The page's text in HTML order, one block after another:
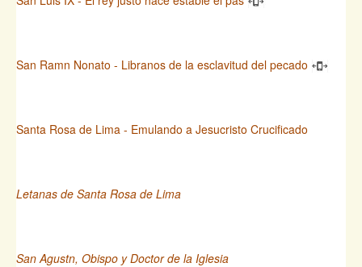
San Ramn Nonato - Libranos de la esclavitud del pecado
Santa Rosa de Lima - Emulando a Jesucristo Crucificado
Letanas de Santa Rosa de Lima
San Agustn, Obispo y Doctor de la Iglesia